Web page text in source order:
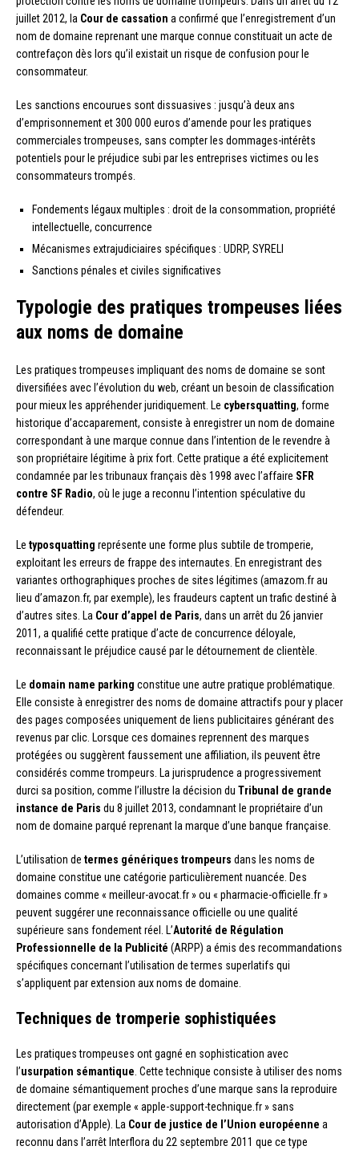
juillet 2012, la Cour de cassation a confirmé que l’enregistrement d’un
nom de domaine reprenant une marque connue constituait un acte de
contrefaçon dès lors qu’il existait un risque de confusion pour le
consommateur.
Les sanctions encourues sont dissuasives : jusqu’à deux ans
d’emprisonnement et 300 000 euros d’amende pour les pratiques
commerciales trompeuses, sans compter les dommages-intérêts
potentiels pour le préjudice subi par les entreprises victimes ou les
consommateurs trompés.
Fondements légaux multiples : droit de la consommation, propriété
intellectuelle, concurrence
Mécanismes extrajudiciaires spécifiques : UDRP, SYRELI
Sanctions pénales et civiles significatives
Typologie des pratiques trompeuses liées
aux noms de domaine
Les pratiques trompeuses impliquant des noms de domaine se sont
diversifiées avec l’évolution du web, créant un besoin de classification
pour mieux les appréhender juridiquement. Le cybersquatting, forme
historique d’accaparement, consiste à enregistrer un nom de domaine
correspondant à une marque connue dans l’intention de le revendre à
son propriétaire légitime à prix fort. Cette pratique a été explicitement
condamnée par les tribunaux français dès 1998 avec l’affaire SFR
contre SF Radio, où le juge a reconnu l’intention spéculative du
défendeur.
Le typosquatting représente une forme plus subtile de tromperie,
exploitant les erreurs de frappe des internautes. En enregistrant des
variantes orthographiques proches de sites légitimes (amazom.fr au
lieu d’amazon.fr, par exemple), les fraudeurs captent un trafic destiné à
d’autres sites. La Cour d’appel de Paris, dans un arrêt du 26 janvier
2011, a qualifié cette pratique d’acte de concurrence déloyale,
reconnaissant le préjudice causé par le détournement de clientèle.
Le domain name parking constitue une autre pratique problématique.
Elle consiste à enregistrer des noms de domaine attractifs pour y placer
des pages composées uniquement de liens publicitaires générant des
revenus par clic. Lorsque ces domaines reprennent des marques
protégées ou suggèrent faussement une affiliation, ils peuvent être
considérés comme trompeurs. La jurisprudence a progressivement
durci sa position, comme l’illustre la décision du Tribunal de grande
instance de Paris du 8 juillet 2013, condamnant le propriétaire d’un
nom de domaine parqué reprenant la marque d’une banque française.
L’utilisation de termes génériques trompeurs dans les noms de
domaine constitue une catégorie particulièrement nuancée. Des
domaines comme « meilleur-avocat.fr » ou « pharmacie-officielle.fr »
peuvent suggérer une reconnaissance officielle ou une qualité
supérieure sans fondement réel. L’Autorité de Régulation
Professionnelle de la Publicité (ARPP) a émis des recommandations
spécifiques concernant l’utilisation de termes superlatifs qui
s’appliquent par extension aux noms de domaine.
Techniques de tromperie sophistiquées
Les pratiques trompeuses ont gagné en sophistication avec
l’usurpation sémantique. Cette technique consiste à utiliser des noms
de domaine sémantiquement proches d’une marque sans la reproduire
directement (par exemple « apple-support-technique.fr » sans
autorisation d’Apple). La Cour de justice de l’Union européenne a
reconnu dans l’arrêt Interflora du 22 septembre 2011 que ce type